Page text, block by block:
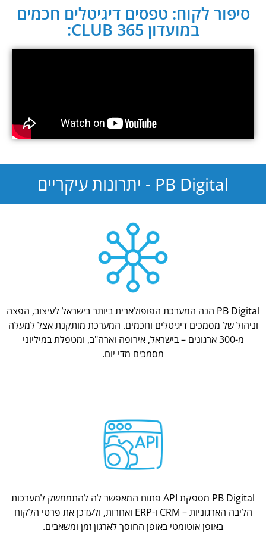
סיפור לקוח: טפסים דיגיטלים חכמים
במועדון CLUB 365:
PB Digital - יתרונות עיקריים
PB Digital הנה המערכת הפופולארית ביותר בישראל לעיצוב, הפצה
וניהול של מסמכים דיגיטלים וחכמים. המערכת מותקנת אצל למעלה
מ-300 ארגונים – בישראל, אירופה וארה"ב, ומטפלת במיליוני
מסמכים מדי יום.
PB Digital מספקת API פתוח המאפשר לה להתממשק למערכות
הליבה הארגוניות – CRM ו-ERP ואחרות, ולעדכן את פרטי הלקוח
באופן אוטומטי באופן החוסך לארגון זמן ומשאבים.